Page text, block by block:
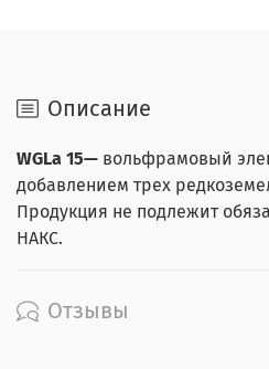
Описание
WGLa 15— вольфрамовый
добавлением трех
Продукция не подлежит
НАКС.
Отзывы